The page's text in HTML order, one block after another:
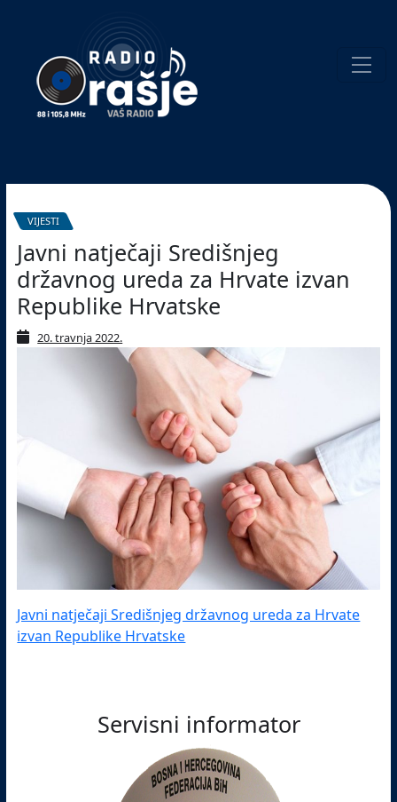
website!
VIJESTI
Javni natječaji Središnjeg
državnog ureda za Hrvate izvan
Republike Hrvatske
20. travnja 2022.
Javni natječaji Središnjeg državnog ureda za Hrvate
izvan Republike Hrvatske
Servisni informator